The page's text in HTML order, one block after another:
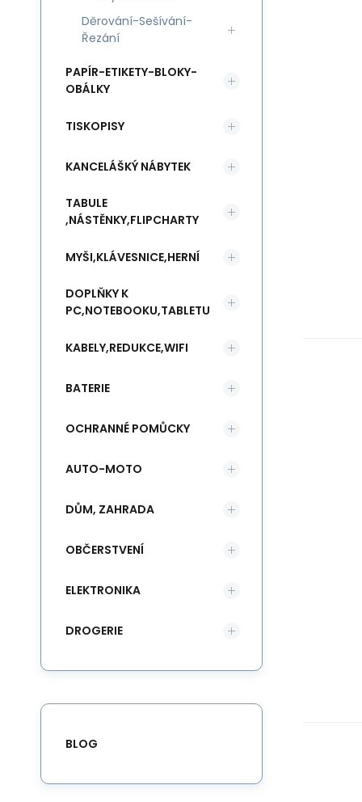
Děrování-Sešívání-
Řezání
PAPÍR-ETIKETY-BLOKY-
OBÁLKY
TISKOPISY
KANCELÁŠKÝ NÁBYTEK
TABULE
,NÁSTĚNKY,FLIPCHARTY
MYŠI,KLÁVESNICE,HERNÍ
DOPLŇKY K
PC,NOTEBOOKU,TABLETU
KABELY,REDUKCE,WIFI
BATERIE
OCHRANNÉ POMŮCKY
AUTO-MOTO
DŮM, ZAHRADA
OBČERSTVENÍ
ELEKTRONIKA
DROGERIE
BLOG